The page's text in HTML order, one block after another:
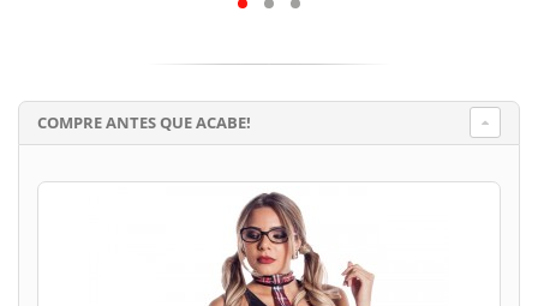
COMPRE ANTES QUE ACABE!